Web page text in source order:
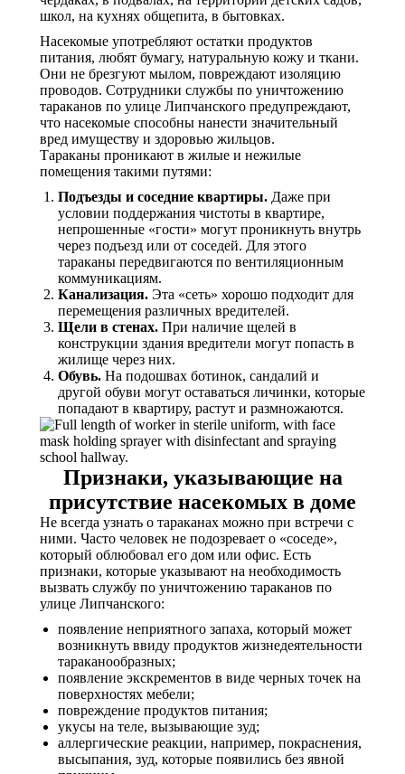
школ, на кухнях общепита, в бытовках.
Насекомые употребляют остатки продуктов
питания, любят бумагу, натуральную кожу и ткани.
Они не брезгуют мылом, повреждают изоляцию
проводов. Сотрудники службы по уничтожению
тараканов по улице Липчанского предупреждают,
что насекомые способны нанести значительный
вред имуществу и здоровью жильцов.
Тараканы проникают в жилые и нежилые
помещения такими путями:
Подъезды и соседние квартиры. Даже при
условии поддержания чистоты в квартире,
непрошенные «гости» могут проникнуть внутрь
через подъезд или от соседей. Для этого
тараканы передвигаются по вентиляционным
коммуникациям.
Канализация. Эта «сеть» хорошо подходит для
перемещения различных вредителей.
Щели в стенах. При наличие щелей в
конструкции здания вредители могут попасть в
жилище через них.
Обувь. На подошвах ботинок, сандалий и
другой обуви могут оставаться личинки, которые
попадают в квартиру, растут и размножаются.
Признаки, указывающие на
присутствие насекомых в доме
Не всегда узнать о тараканах можно при встречи с
ними. Часто человек не подозревает о «соседе»,
который облюбовал его дом или офис. Есть
признаки, которые указывают на необходимость
вызвать службу по уничтожению тараканов по
улице Липчанского:
появление неприятного запаха, который может
возникнуть ввиду продуктов жизнедеятельности
тараканообразных;
появление экскрементов в виде черных точек на
поверхностях мебели;
повреждение продуктов питания;
укусы на теле, вызывающие зуд;
аллергические реакции, например, покраснения,
высыпания, зуд, которые появились без явной